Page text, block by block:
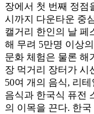
장에서 첫 번째 정점
시까지 다운타운 중
캘거리 한인의 날 페
해 무려 5만명 이상
문화 체험은 물론 해
장 먹거리 장터가 시
50여 개의 음식, 리
음식과 한국식 퓨전
의 이목을 끈다. 한